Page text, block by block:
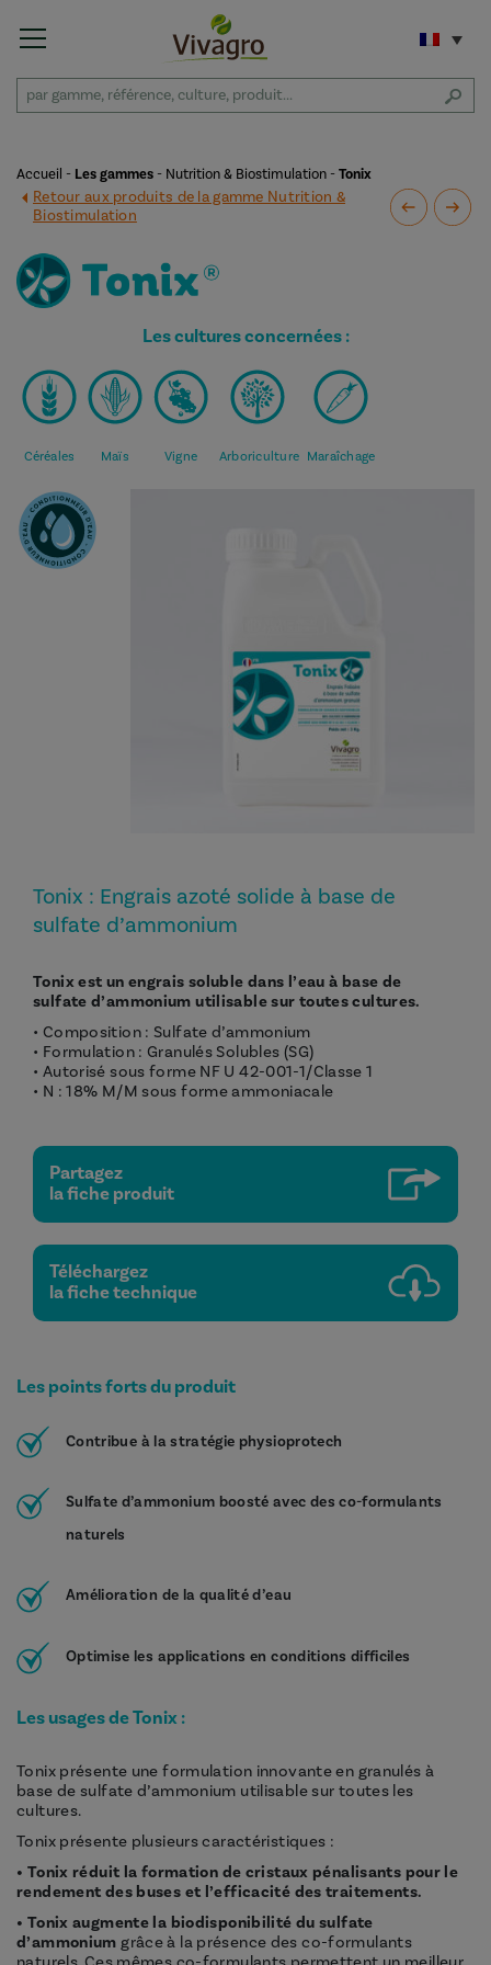
Accueil - Les gammes - Nutrition & Biostimulation -Tonix
Retour aux produits de la gamme Nutrition &
Biostimulation
Les cultures concernées :
Céréales Maïs Vigne Arboriculture Maraîchage
Tonix : Engrais azoté solide à base de
sulfate d’ammonium
Tonix est un engrais soluble dans l’eau à base de
sulfate d’ammonium utilisable sur toutes cultures.
• Composition : Sulfate d’ammonium
• Formulation : Granulés Solubles (SG)
• Autorisé sous forme NF U 42-001-1/Classe 1
• N : 18% M/M sous forme ammoniacale
Partagez
la fiche produit
Téléchargez
la fiche technique
Les points forts du produit
Contribue à la stratégie physioprotech
Sulfate d’ammonium boosté avec des co-formulants
naturels
Amélioration de la qualité d’eau
Optimise les applications en conditions difficiles
Les usages de Tonix :
Tonix présente une formulation innovante en granulés à
base de sulfate d’ammonium utilisable sur toutes les
cultures.
Tonix présente plusieurs caractéristiques :
• Tonix réduit la formation de cristaux pénalisants pour le
rendement des buses et l’efficacité des traitements.
• Tonix augmente la biodisponibilité du sulfate
d’ammonium grâce à la présence des co-formulants